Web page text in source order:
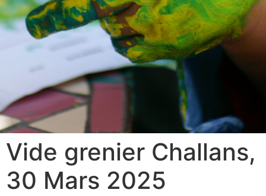
Vide grenier Challans,
30 Mars 2025